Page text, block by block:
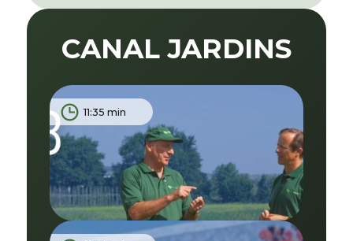
CANAL JARDINS
11:35 min